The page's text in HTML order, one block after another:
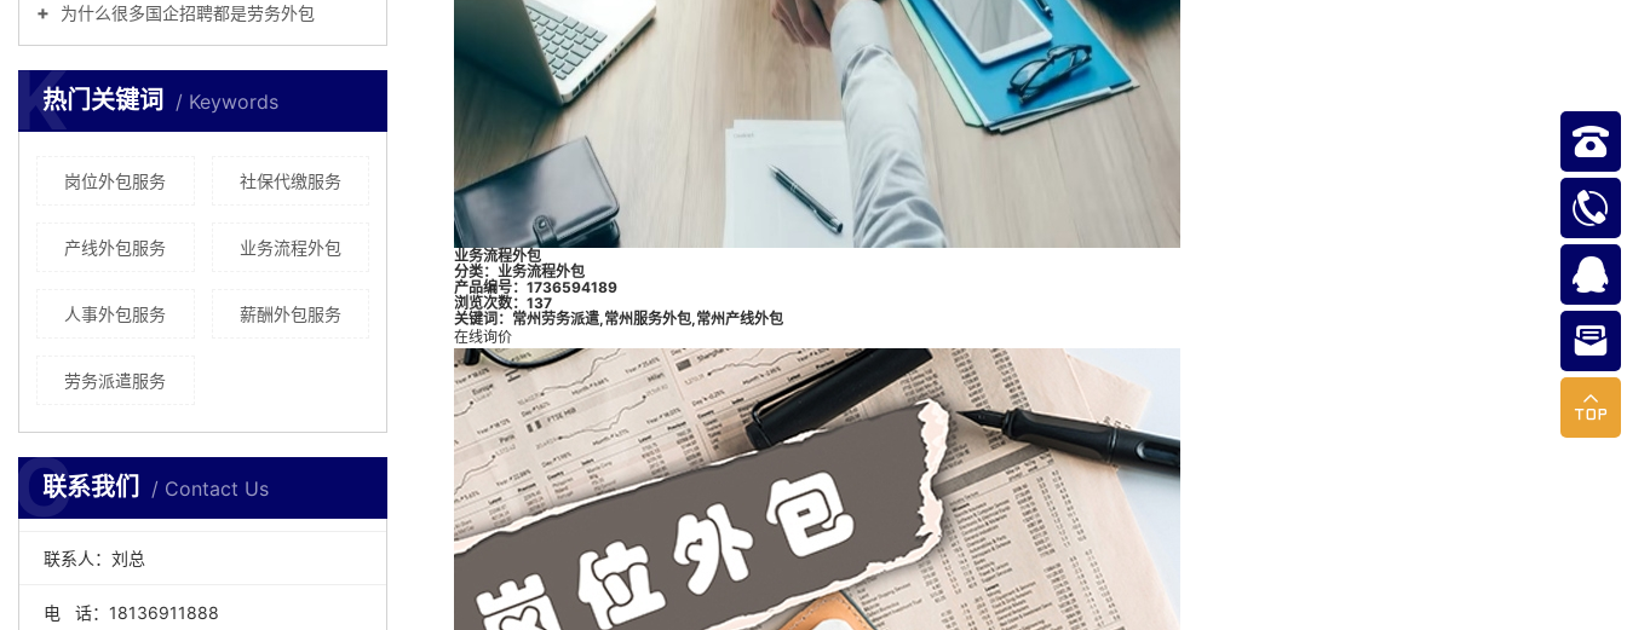
为什么很多国企招聘都是劳务外包
热门关键词 Keywords
K
岗位外包服务 社保代缴服务
产线外包服务 业务流程外包
人事外包服务 薪酬外包服务
劳务派遣服务
联系我们 Contact Us
C
联系人：刘总
电 话：18136911888
业务流程外包
分类： 业务流程外包
产品编号：1736594189
浏览次数：137
关键词： 常州劳务派遣,常州服务外包,常州产线外包
在线询价




